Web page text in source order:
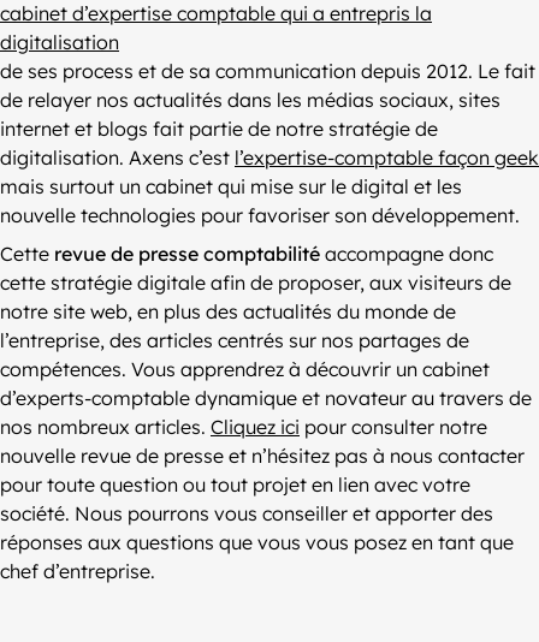
cabinet d’expertise comptable qui a entrepris la
digitalisation
de ses process et de sa communication depuis 2012. Le fait
de relayer nos actualités dans les médias sociaux, sites
internet et blogs fait partie de notre stratégie de
digitalisation. Axens c’est l’expertise-comptable façon geek
mais surtout un cabinet qui mise sur le digital et les
nouvelle technologies pour favoriser son développement.
Cette revue de presse comptabilité accompagne donc
cette stratégie digitale afin de proposer, aux visiteurs de
notre site web, en plus des actualités du monde de
l’entreprise, des articles centrés sur nos partages de
compétences. Vous apprendrez à découvrir un cabinet
d’experts-comptable dynamique et novateur au travers de
nos nombreux articles. Cliquez ici pour consulter notre
nouvelle revue de presse et n’hésitez pas à nous contacter
pour toute question ou tout projet en lien avec votre
société. Nous pourrons vous conseiller et apporter des
réponses aux questions que vous vous posez en tant que
chef d’entreprise.